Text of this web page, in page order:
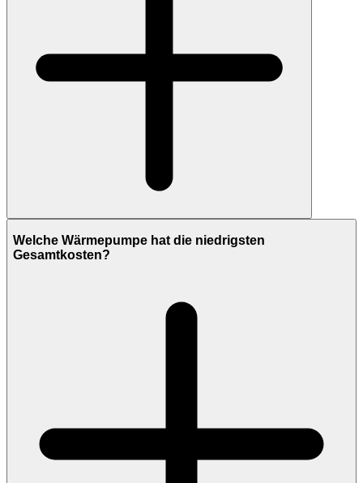
Welche Wärmepumpe hat die niedrigsten
Gesamtkosten?